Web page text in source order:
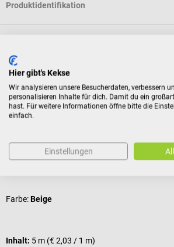
Produktidentifikation
Kunden kauften auch
Medi-Tape
Farbe:Beige
Inhalt: 5 m (€ 2,03 / 1 m)
Hier gibt's Kekse
Wir analysieren unsere Besucherdaten, verbessern
personalisieren Inhalte für dich. Damit du ein
hast. Für weitere Informationen öffne bitte die
einfach.
Einstellungen